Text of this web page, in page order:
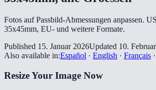
Fotos auf Passbild-Abmessungen anpassen.
35x45mm, EU- und weitere Formate.
Published 15. Januar 2026Updated 10.
Also available in:Español · English · Français ·
Resize Your Image Now